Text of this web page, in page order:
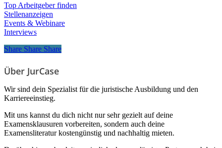
Top Arbeitgeber finden
Stellenanzeigen
Events & Webinare
Interviews
Share
Share Share Share
Über JurCase
Wir sind dein Spezialist für die juristische Ausbildung und den
Karriereeinstieg.
Mit uns kannst du dich nicht nur sehr gezielt auf deine
Examensklausuren vorbereiten, sondern auch deine
Examensliteratur kostengünstig und nachhaltig mieten.